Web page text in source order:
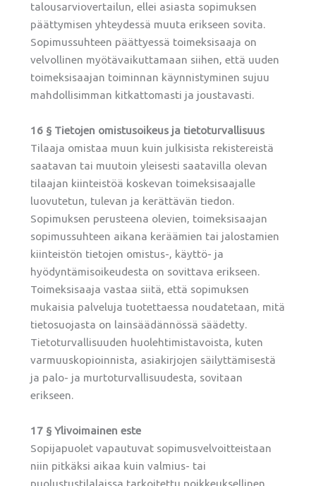
talousarviovertailun, ellei asiasta sopimuksen
päättymisen yhteydessä muuta erikseen sovita.
Sopimussuhteen päättyessä toimeksisaaja on
velvollinen myötävaikuttamaan siihen, että uuden
toimeksisaajan toiminnan käynnistyminen sujuu
mahdollisimman kitkattomasti ja joustavasti.
16 § Tietojen omistusoikeus ja tietoturvallisuus
Tilaaja omistaa muun kuin julkisista rekistereistä
saatavan tai muutoin yleisesti saatavilla olevan
tilaajan kiinteistöä koskevan toimeksisaajalle
luovutetun, tulevan ja kerättävän tiedon.
Sopimuksen perusteena olevien, toimeksisaajan
sopimussuhteen aikana keräämien tai jalostamien
kiinteistön tietojen omistus-, käyttö- ja
hyödyntämisoikeudesta on sovittava erikseen.
Toimeksisaaja vastaa siitä, että sopimuksen
mukaisia palveluja tuotettaessa noudatetaan, mitä
tietosuojasta on lainsäädännössä säädetty.
Tietoturvallisuuden huolehtimistavoista, kuten
varmuuskopioinnista, asiakirjojen säilyttämisestä
ja palo- ja murtoturvallisuudesta, sovitaan
erikseen.
17 § Ylivoimainen este
Sopijapuolet vapautuvat sopimusvelvoitteistaan
niin pitkäksi aikaa kuin valmius- tai
puolustustilalaissa tarkoitettu poikkeuksellinen